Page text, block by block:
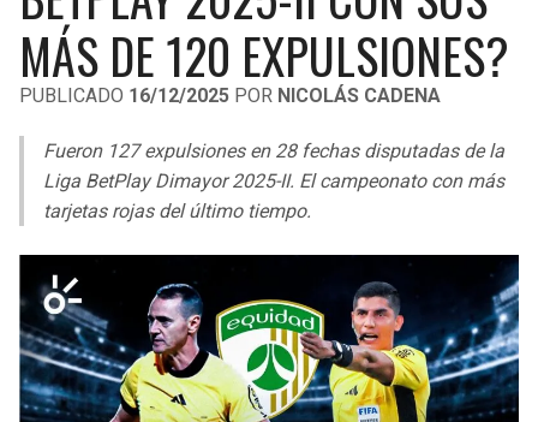
LIGA DE EXPANSIÓN MX
LEAGUES CUP
UEFA EUROPA LEAGUE
UEFA CONFERENCE LEAGUE
COPA LIBERTADORES
COPA SUDAMERICANA
LIGA BETPLAY
OTRAS LIGAS
RAIDERS
RAVENS
BROWNS
STEELERS
CAVALIERS
PACERS
HAWKS
HORNETS
MÁS DE 120 EXPULSIONES?
PUBLICADO 16/12/2025 POR NICOLÁS CADENA
Fueron 127 expulsiones en 28 fechas disputadas de la
Liga BetPlay Dimayor 2025-II. El campeonato con más
tarjetas rojas del último tiempo.